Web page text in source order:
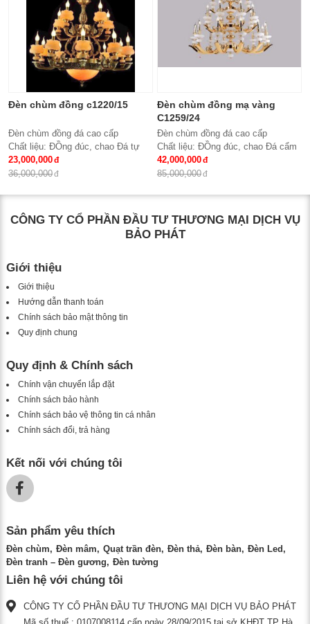
Đèn chùm đồng c1220/15
Đèn chùm đồng đá cao cấp
Chất liệu: ĐỒng đúc, chao Đá tự
nhiên
Số lượng tay : 15 tay
Bóng đèn: Bóng led tiết kiệm điện
E14*15
Bảo hành: 2 năm
23,000,000
36,000,000
Đèn chùm đồng mạ vàng
C1259/24
Đèn chùm đồng đá cao cấp
Chất liệu: ĐỒng đúc, chao Đá cẩm
thạch trắng tự nhiên
Số lượng tay : 24 tay
Bóng đèn: Bóng led tiết kiệm điện
Bảo hành: 2 năm
42,000,000
85,000,000
CÔNG TY CỔ PHẦN ĐẦU TƯ THƯƠNG MẠI DỊCH VỤ
BẢO PHÁT
Giới thiệu
Giới thiệu
Hướng dẫn thanh toán
Chính sách bảo mật thông tin
Quy định chung
Quy định & Chính sách
Chính vận chuyển lắp đặt
Chính sách bảo hành
Chính sách bảo vệ thông tin cá nhân
Chính sách đổi, trả hàng
Kết nối với chúng tôi
Sản phẩm yêu thích
Đèn chùm Đèn mâm Quạt trần đèn Đèn thả Đèn bàn
Đèn Led
Đèn tranh – Đèn gương
Đèn tường
Liên hệ với chúng tôi
CÔNG TY CỔ PHẦN ĐẦU TƯ THƯƠNG MẠI DỊCH VỤ BẢO PHÁT